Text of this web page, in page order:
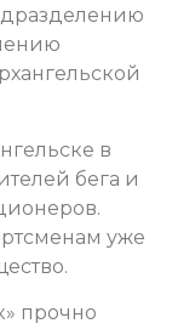
в
бега и
уже
прочно